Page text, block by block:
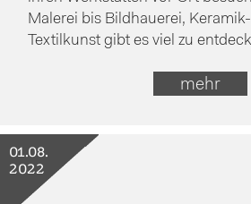
Malerei bis Bildhauerei,
Textilkunst gibt es viel zu
mehr
01.08.
2022